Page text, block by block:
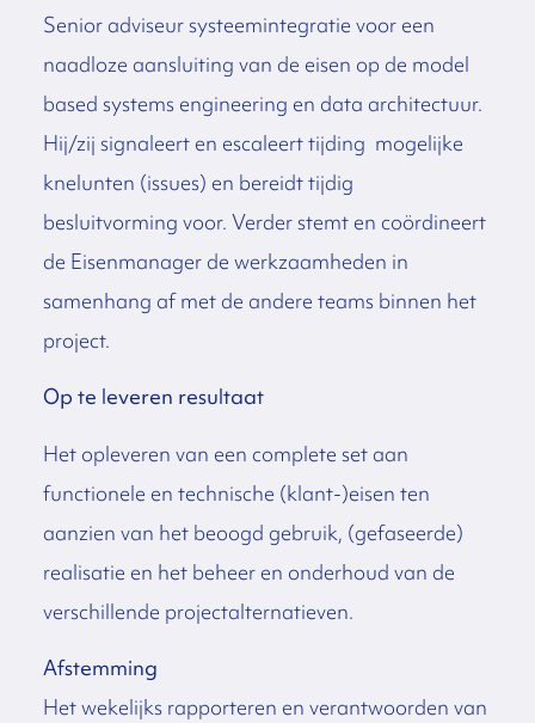
Senior adviseur systeemintegratie voor een
naadloze aansluiting van de eisen op de model
based systems engineering en data architectuur.
Hij/zij signaleert en escaleert tijding mogelijke
knelunten (issues) en bereidt tijdig
besluitvorming voor. Verder stemt en coördineert
de Eisenmanager de werkzaamheden in
samenhang af met de andere teams binnen het
project.
Op te leveren resultaat
Het opleveren van een complete set aan
functionele en technische (klant-)eisen ten
aanzien van het beoogd gebruik, (gefaseerde)
realisatie en het beheer en onderhoud van de
verschillende projectalternatieven.
Afstemming
Het wekelijks rapporteren en verantwoorden van